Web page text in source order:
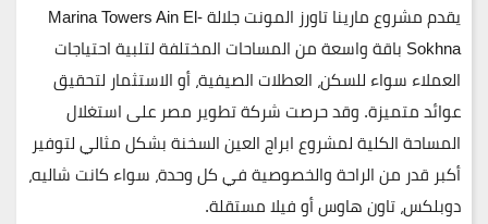
يقدممشروع مارينا تاورز المونت جلالةMarina Towers Ain El-
Sokhna باقة واسعة من المساحات المختلفة لتلبية احتياجات
العملاء سواء للسكن، العطلات الصيفية، أو الاستثمار لتحقيق
عوائد متميزة. وقد حرصت شركة تطوير مصر على استغلال
المساحة الكلية لمشروع ابراج العين السخنة بشكل مثالي لتوفير
أكبر قدر من الراحة والخصوصية في كل وحدة، سواء كانتشاليه،
دوبلكس، تاون هاوس أو فيلا مستقلة.